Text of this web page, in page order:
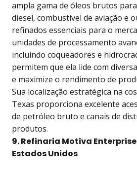
ampla gama de óleos brutos
diesel, combustível de aviação e
refinados essenciais para o
unidades de processamento
incluindo coqueadores e
permitem que ela lide com
e maximize o rendimento de
Sua localização estratégica na
Texas proporciona excelente
de petróleo bruto e canais de
produtos.
9. Refinaria Motiva
Estados Unidos